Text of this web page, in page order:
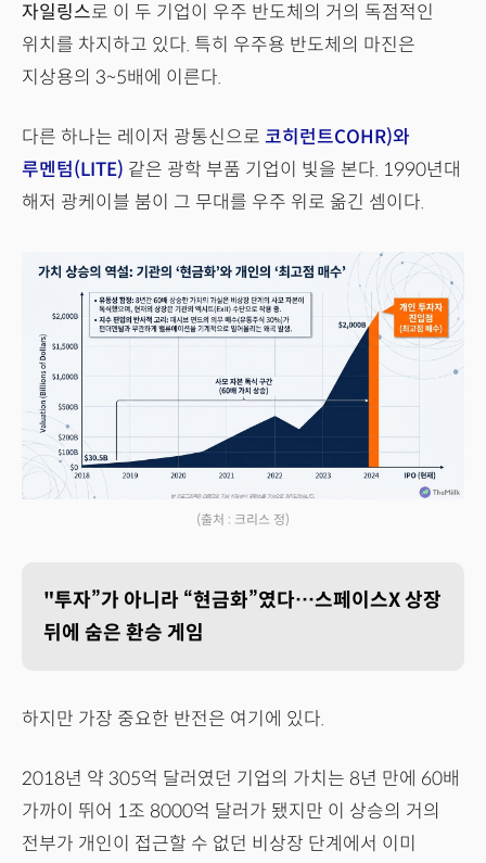
자일링스로 이 두 기업이 우주 반도체의 거의 독점적인
위치를 차지하고 있다. 특히 우주용 반도체의 마진은
지상용의 3~5배에 이른다.
다른 하나는 레이저 광통신으로 코히런트COHR)와
루멘텀(LITE) 같은 광학 부품 기업이 빛을 본다. 1990년대
해저 광케이블 붐이 그 무대를 우주 위로 옮긴 셈이다.
(출처 : 크리스 정)
"투자”가 아니라 “현금화”였다…스페이스X 상장
뒤에 숨은 환승 게임
하지만 가장 중요한 반전은 여기에 있다.
2018년 약 305억 달러였던 기업의 가치는 8년 만에 60배
가까이 뛰어 1조 8000억 달러가 됐지만 이 상승의 거의
전부가 개인이 접근할 수 없던 비상장 단계에서 이미